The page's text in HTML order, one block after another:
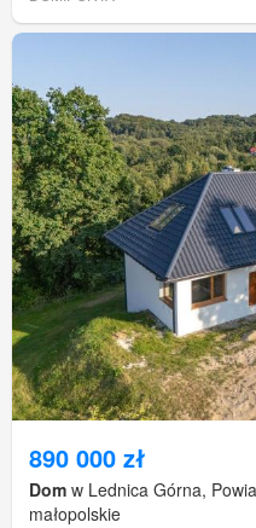
890 000 zł
Dom w Lednica Górna,
małopolskie